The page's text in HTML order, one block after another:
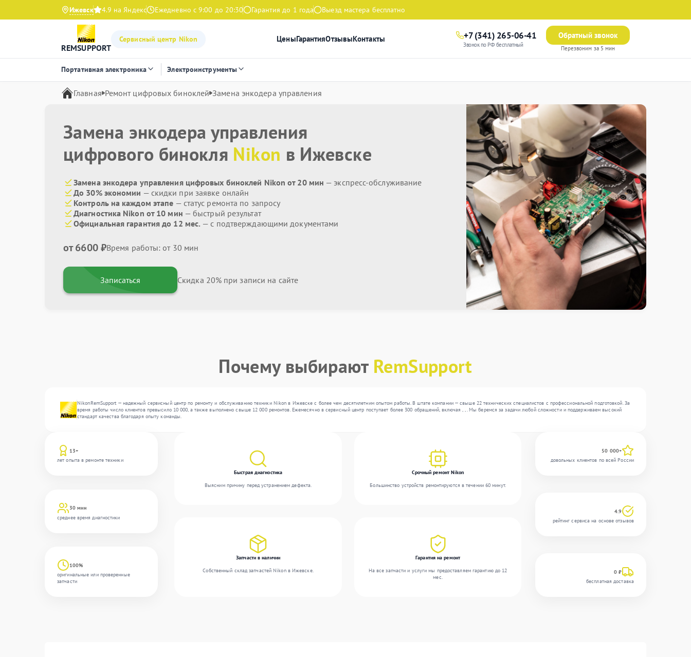
Ижевск 4.9 на Яндекс Ежедневно с 9:00 до 20:30 Гарантия до 1 года Выезд мастера бесплатно
REMSUPPORT
Сервисный центр Nikon ЦеныГарантияОтзывыКонтакты +7 (341) 265-06-41
Звонок по РФ бесплатный
Обратный звонок
Перезвоним за 5 мин
Портативная электроника Электроинструменты
Главная Ремонт цифровых биноклей Замена энкодера управления
Замена энкодера управления
цифрового бинокля Nikon в Ижевске
Замена энкодера управления цифровых биноклей Nikon от 20 мин — экспресс-обслуживание
До 30% экономии — скидки при заявке онлайн
Контроль на каждом этапе — статус ремонта по запросу
Диагностика Nikon от 10 мин — быстрый результат
Официальная гарантия до 12 мес. — с подтверждающими документами
от 6600 ₽Время работы: от 30 мин
Записаться Скидка 20% при записи на сайте
Почему выбирают RemSupport
NikonRemSupport — надежный сервисный центр по ремонту и обслуживанию техники Nikon в Ижевске с более чем десятилетним опытом работы. В штате компании — свыше 22 технических специалистов с профессиональной подготовкой. За
время работы число клиентов превысило 10 000, а также выполнено свыше 12 000 ремонтов. Ежемесячно в сервисный центр поступает более 300 обращений, включая , , . Мы беремся за задачи любой сложности и поддерживаем высокий
стандарт качества благодаря опыту команды.
13+
лет опыта в ремонте техники
30 мин
среднее время диагностики
100%
оригинальные или проверенные
запчасти
Быстрая диагностика
Выясним причину перед устранением дефекта.
Срочный ремонт Nikon
Большинство устройств ремонтируются в течении 60 минут.
Запчасти в наличии
Собственный склад запчастей Nikon в Ижевске.
Гарантия на ремонт
На все запчасти и услуги мы предоставляем гарантию до 12
мес.
50 000+
довольных клиентов по всей России
4.9
рейтинг сервиса на основе отзывов
0 ₽
бесплатная доставка